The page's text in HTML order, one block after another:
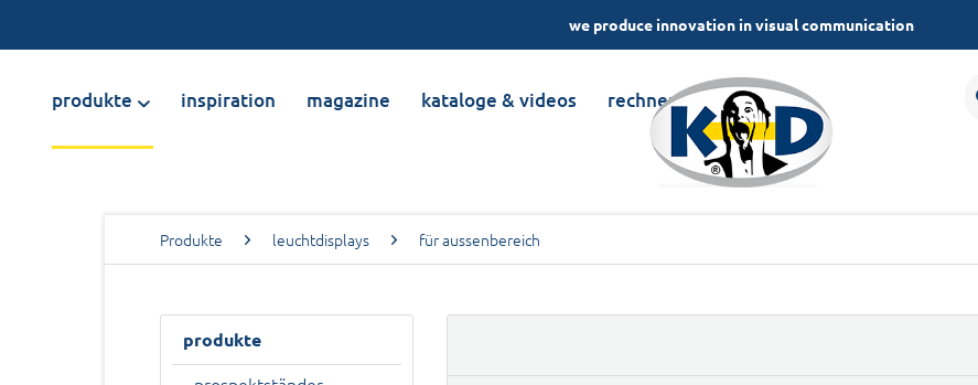
we produce innovation in visual communication
produkte inspiration magazine kataloge & videos rechner
Produkte leuchtdisplays für aussenbereich
produkte